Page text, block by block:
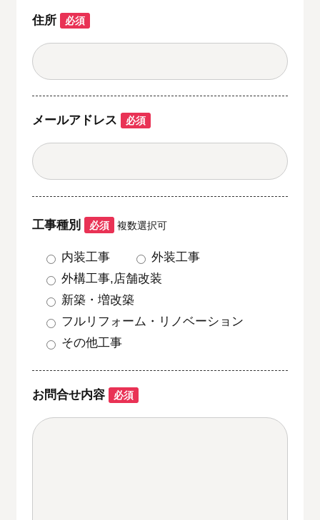
住所 必須
メールアドレス 必須
工事種別 必須 複数選択可
内装工事
外装工事
外構工事,店舗改装
新築・増改築
フルリフォーム・リノベーション
その他工事
お問合せ内容 必須